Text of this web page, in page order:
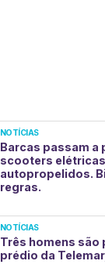
NOTÍCIAS
Barcas passam a
scooters
autopropelidos.
regras.
NOTÍCIAS
Três homens são
prédio da